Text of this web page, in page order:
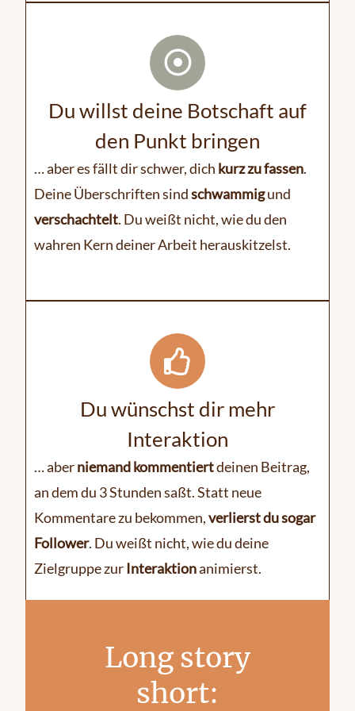
Du willst deine Botschaft auf
den Punkt bringen
… aber es fällt dir schwer, dich kurz zu fassen.
Deine Überschriften sindschwammigund
verschachtelt. Du weißt nicht, wie du den
wahren Kern deiner Arbeit herauskitzelst.
Du wünschst dir mehr
Interaktion
… aberniemandkommentiertdeinen Beitrag,
an dem du 3 Stunden saßt. Statt neue
Kommentare zu bekommen,verlierst du sogar
Follower. Du weißt nicht, wie du deine
Zielgruppe zurInteraktionanimierst.
Long story
short: